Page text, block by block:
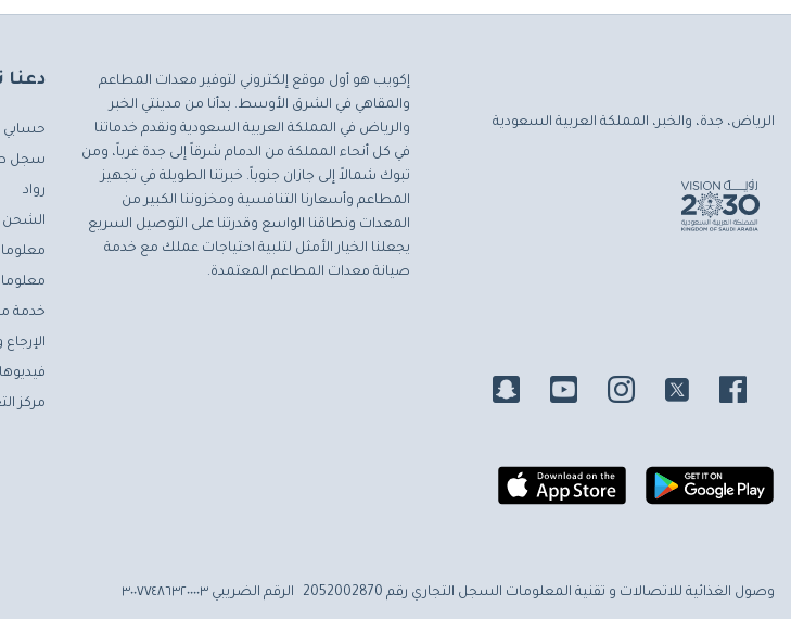
الرياض، جدة، والخبر، المملكة العربية السعودية
إكويب هو أول موقع إلكتروني لتوفير معدات المطاعم
والمقاهي في الشرق الأوسط. بدأنا من مدينتي الخبر
والرياض في المملكة العربية السعودية ونقدم خدماتنا
في كل أنحاء المملكة من الدمام شرقاً إلى جدة غرباً، ومن
تبوك شمالاً إلى جازان جنوباً. خبرتنا الطويلة في تجهيز
المطاعم وأسعارنا التنافسية ومخزوننا الكبير من
المعدات ونطاقنا الواسع وقدرتنا على التوصيل السريع
يجعلنا الخيار الأمثل لتلبية احتياجات عملك مع خدمة
صيانة معدات المطاعم المعتمدة.
حسابي
سجل
رواد
الشحن
خدمة
مركز
وصول الغذائية للاتصالات و تقنية المعلومات السجل التجاري رقم 2052002870 الرقم الضريبي ٣٠٠٧٧٤٨٦٣٢٠٠٠٠٣